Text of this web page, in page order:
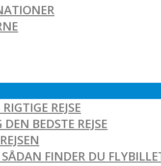
REJSE
BEDSTE REJSE
FINDER DU